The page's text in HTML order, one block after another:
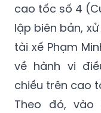
cao tốc số 4
lập biên bản,
tài xế Phạm
về hành vi
chiều trên cao
Theo đó, vào